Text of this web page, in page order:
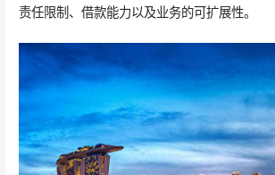
责任限制、借款能力以及业务的可扩展性。